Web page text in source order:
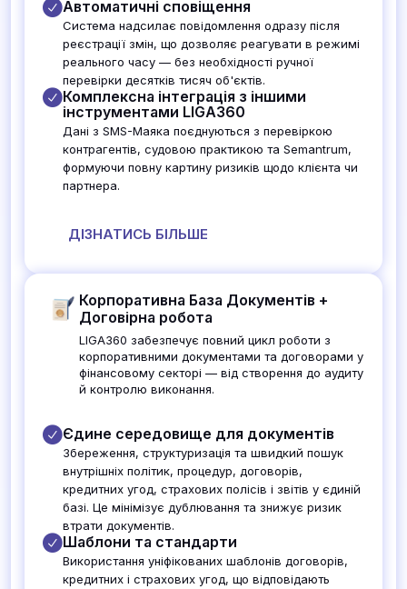
Автоматичні сповіщення
Система надсилає повідомлення одразу після
реєстрації змін, що дозволяє реагувати в режимі
реального часу — без необхідності ручної
перевірки десятків тисяч об'єктів.
Комплексна інтеграція з іншими
інструментами LIGA360
Дані з SMS-Маяка поєднуються з перевіркою
контрагентів, судовою практикою та Semantrum,
формуючи повну картину ризиків щодо клієнта чи
партнера.
ДІЗНАТИСЬ БІЛЬШЕ
Корпоративна База Документів +
Договірна робота
LIGA360 забезпечує повний цикл роботи з
корпоративними документами та договорами у
фінансовому секторі — від створення до аудиту
й контролю виконання.
Єдине середовище для документів
Збереження, структуризація та швидкий пошук
внутрішніх політик, процедур, договорів,
кредитних угод, страхових полісів і звітів у єдиній
базі. Це мінімізує дублювання та знижує ризик
втрати документів.
Шаблони та стандарти
Використання уніфікованих шаблонів договорів,
кредитних і страхових угод, що відповідають